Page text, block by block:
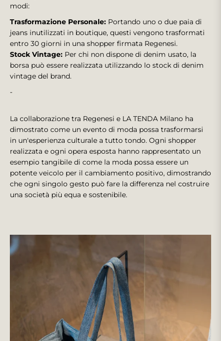
modi:
Trasformazione Personale: Portando uno o due paia di
jeans inutilizzati in boutique, questi vengono trasformati
entro 30 giorni in una shopper firmata Regenesi.
Stock Vintage: Per chi non dispone di denim usato, la
borsa può essere realizzata utilizzando lo stock di denim
vintage del brand.
-
La collaborazione tra Regenesi e LA TENDA Milano ha
dimostrato come un evento di moda possa trasformarsi
in un'esperienza culturale a tutto tondo. Ogni shopper
realizzata e ogni opera esposta hanno rappresentato un
esempio tangibile di come la moda possa essere un
potente veicolo per il cambiamento positivo, dimostrando
che ogni singolo gesto può fare la differenza nel costruire
una società più equa e sostenibile.